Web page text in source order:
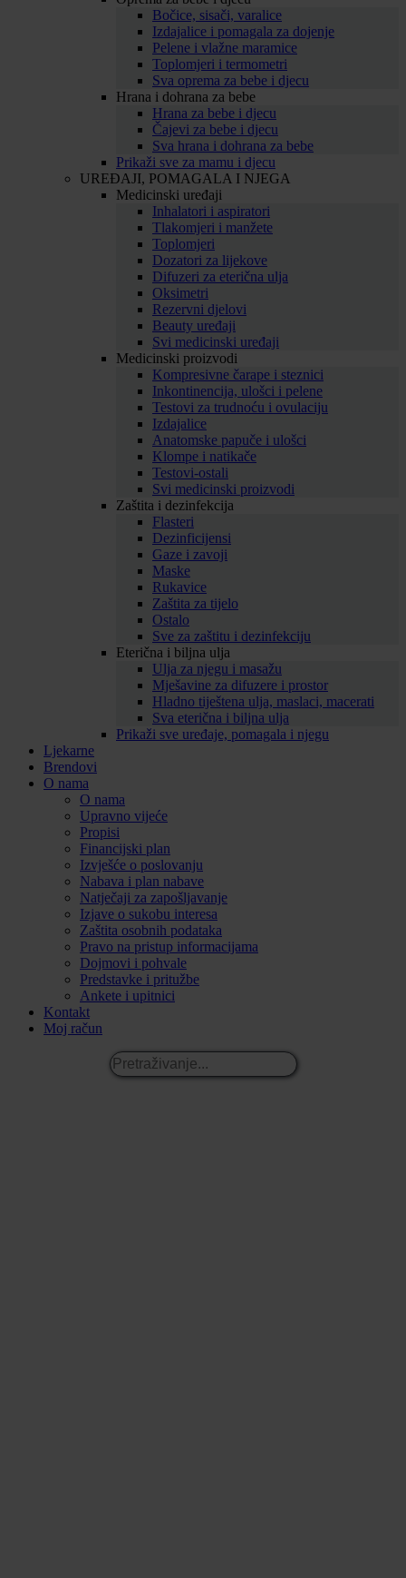
Bočice, sisači, varalice
Izdajalice i pomagala za dojenje
Pelene i vlažne maramice
Toplomjeri i termometri
Sva oprema za bebe i djecu
Hrana i dohrana za bebe
Hrana za bebe i djecu
Čajevi za bebe i djecu
Sva hrana i dohrana za bebe
Prikaži sve za mamu i djecu
UREĐAJI, POMAGALA I NJEGA
Medicinski uređaji
Inhalatori i aspiratori
Tlakomjeri i manžete
Toplomjeri
Dozatori za lijekove
Difuzeri za eterična ulja
Oksimetri
Rezervni djelovi
Beauty uređaji
Svi medicinski uređaji
Medicinski proizvodi
Kompresivne čarape i steznici
Inkontinencija, ulošci i pelene
Testovi za trudnoću i ovulaciju
Izdajalice
Anatomske papuče i ulošci
Klompe i natikače
Testovi-ostali
Svi medicinski proizvodi
Zaštita i dezinfekcija
Flasteri
Dezinficijensi
Gaze i zavoji
Maske
Rukavice
Zaštita za tijelo
Ostalo
Sve za zaštitu i dezinfekciju
Eterična i biljna ulja
Ulja za njegu i masažu
Mješavine za difuzere i prostor
Hladno tiještena ulja, maslaci, macerati
Sva eterična i biljna ulja
Prikaži sve uređaje, pomagala i njegu
Ljekarne
Brendovi
O nama
O nama
Upravno vijeće
Propisi
Financijski plan
Izvješće o poslovanju
Nabava i plan nabave
Natječaji za zapošljavanje
Izjave o sukobu interesa
Zaštita osobnih podataka
Pravo na pristup informacijama
Dojmovi i pohvale
Predstavke i pritužbe
Ankete i upitnici
Kontakt
Moj račun
Pretraživanje...